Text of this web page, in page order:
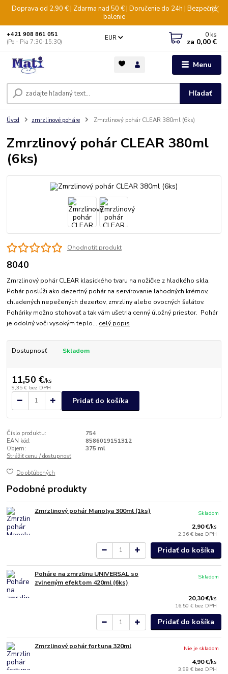
Doprava od 2,90 € | Zdarma nad 50 € | Doručenie do 24h | Bezpečné
balenie
Menu
EUR
Hľadať
+421 908 861 051
(Po - Pia 7:30-15:30)
0 ks
za 0,00 €
Úvod zmrzlinové poháre Zmrzlinový pohár CLEAR 380ml (6ks)
Zmrzlinový pohár CLEAR 380ml
(6ks)
Ohodnotiť produkt
8040
Zmrzlinový pohár CLEAR klasického tvaru na nožičke z hladkého skla.
Pohár poslúži ako dezertný pohár na servírovanie lahodných krémov,
chladených nepečených dezertov, zmrzliny alebo ovocných šalátov.
Poháriky možno stohovať a tak vám ušetria cenný úložný priestor. Pohár
je odolný voči vysokým teplo... celý popis
Dostupnosť Skladom
11,50 €/ks
9,35 € bez DPH
Pridať do košíka
Číslo produktu:
754
EAN kód:
8586019151312
Objem:
375 ml
Strážiť cenu / dostupnosť
Do obľúbených
Podobné produkty
Zmrzlinový pohár Manolya 300ml (1ks)
2,90 €/ks
2,36 € bez DPH
Skladom
Pridať do košíka
Poháre na zmrzlinu UNIVERSAL so
zvlneným efektom 420ml (6ks)
20,30 €/ks
16,50 € bez DPH
Skladom
Pridať do košíka
Zmrzlinový pohár fortuna 320ml
4,90 €/ks
3,98 € bez DPH
Nie je skladom